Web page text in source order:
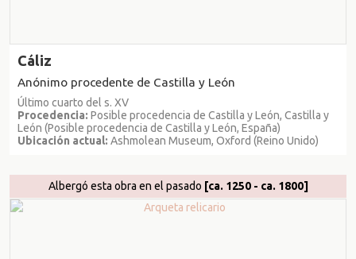
Cáliz
Anónimo procedente de Castilla y León
Último cuarto del s. XV
Procedencia: Posible procedencia de Castilla y León, Castilla y
León (Posible procedencia de Castilla y León, España)
Ubicación actual: Ashmolean Museum, Oxford (Reino Unido)
Albergó esta obra en el pasado [ca. 1250 - ca. 1800]